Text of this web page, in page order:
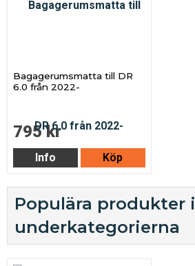
Bagagerumsmatta till DR
6.0 från 2022-
795 kr
Info Köp
Populära produkter i
underkategorierna